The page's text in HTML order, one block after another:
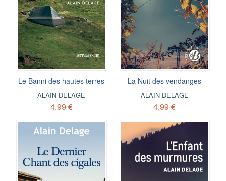
Le Banni des hautes terres
ALAIN DELAGE
4,99 €
La Nuit des vendanges
ALAIN DELAGE
4,99 €